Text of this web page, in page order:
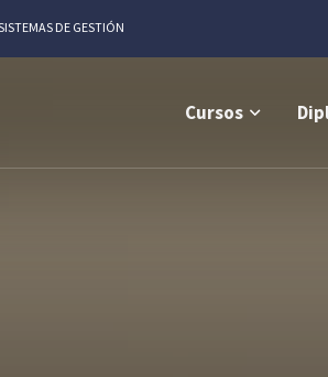
DE GESTIÓN
Cursos